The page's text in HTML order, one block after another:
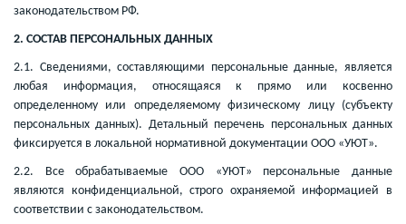
законодательством РФ.
2. СОСТАВ ПЕРСОНАЛЬНЫХ ДАННЫХ
2.1. Сведениями, составляющими персональные данные, является
любая информация, относящаяся к прямо или косвенно
определенному или определяемому физическому лицу (субъекту
персональных данных). Детальный перечень персональных данных
фиксируется в локальной нормативной документации ООО «УЮТ».
2.2. Все обрабатываемые ООО «УЮТ» персональные данные
являются конфиденциальной, строго охраняемой информацией в
соответствии с законодательством.